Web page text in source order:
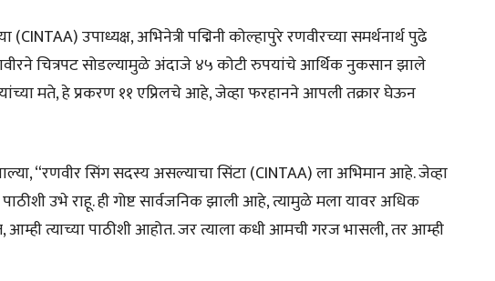
उपाध्यक्ष, अभिनेत्री पद्मिनी कोल्हापुरे रणवीरच्या समर्थनार्थ पुढे
चित्रपट सोडल्यामुळे अंदाजे ४५ कोटी रुपयांचे आर्थिक नुकसान झाले
मते, हे प्रकरण ११ एप्रिलचे आहे, जेव्हा फरहानने आपली तक्रार घेऊन
“रणवीर सिंग सदस्य असल्याचा सिंटा (CINTAA) ला अभिमान आहे. जेव्हा
उभे राहू. ही गोष्ट सार्वजनिक झाली आहे, त्यामुळे मला यावर अधिक
आम्ही त्याच्या पाठीशी आहोत. जर त्याला कधी आमची गरज भासली, तर आम्ही